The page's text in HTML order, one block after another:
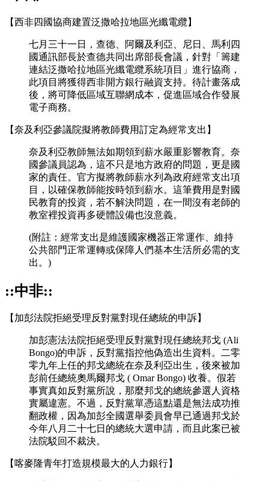
【西非四國協商建置泛撒哈拉地區光纖電纜】
七月三十一日，查德、阿爾及利亞、尼日、馬利四
國通訊部長於查德共同出席部長會議，針對「籌建
連結泛撒哈拉地區光纖電纜系統項目」進行協商，
此項目將獲得西非開方銀行融資支持。待計畫落成
後，將可降低區域互聯網成本，促進區域合作發展
電子商務。
【奈及利亞參議院擬將教師費用訂定為經常支出】
奈及利亞教師無法如期領到薪水嚴重影響教育。奈
國參議員認為，這不只是地方政府的問題，更是國
家的責任。官方擬將教師薪水列為政府經常支出項
目，以確保教師能按時領到薪水。這筆費用是對國
民教育的投資，若不解決問題，在一間沒有老師的
教室裡投資再多硬體設備也沒意義。
(附註：經常支出是維護國家機器正常運作、維持
公共部門正常運轉或保障人們基本生活所必需的支
出。)
::中非::
【加彭法院拒絕受理反對黨對現任總統的申訴】
加彭憲法法院拒絕受理反對黨對現任總統邦戈 (Ali
Bongo)的申訴，反對黨指控他偽造出生資料。二零
零九年上任的邦戈總統在奈及利亞出生，後來被加
彭前任總統奧馬爾邦戈 ( Omar Bongo) 收養。假若
事實真如反對黨所說，那麼邦戈的總統參選人資格
實屬違憲。不過，反對黨單憑這點還是無法成功推
翻政權，因為加彭全國選舉委員會早已通過邦戈於
今年八月二十七日的總統大選申請，而且此案已被
法院駁回不裁決。
【喀麥隆青年打造規模最大的人力銀行】